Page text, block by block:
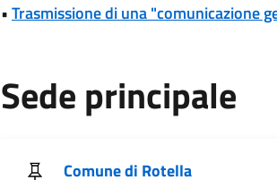
•Trasmissione di una "comunicazione
Sede principale
Comune di Rotella